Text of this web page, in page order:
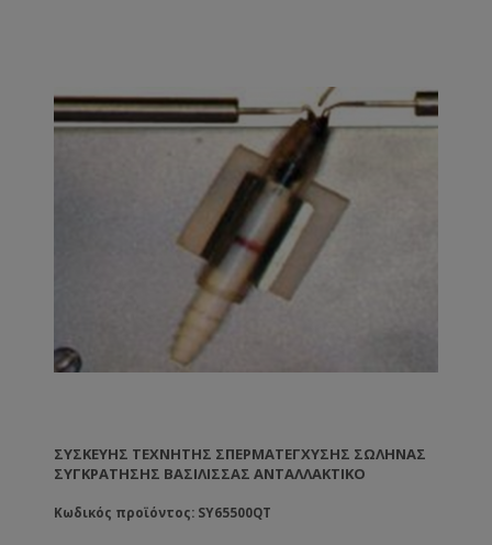
ΣΥΣΚΕΥΉΣ ΤΕΧΝΗΤΉΣ ΣΠΕΡΜΑΤΈΓΧΥΣΗΣ ΣΩΛΉΝΑΣ
ΣΥΓΚΡΆΤΗΣΗΣ ΒΑΣΊΛΙΣΣΑΣ ΑΝΤΑΛΛΑΚΤΙΚΌ
Κωδικός προϊόντος: SY65500QT